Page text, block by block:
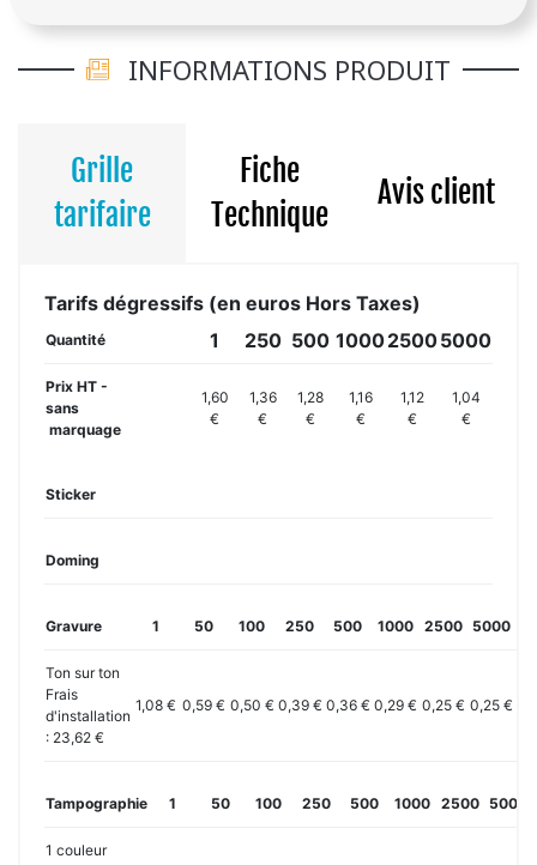
INFORMATIONS PRODUIT
Grille
tarifaire
Fiche
Technique
Avis client
Tarifs dégressifs (en euros Hors Taxes)
Quantité 1 250 500 100025005000
Prix HT -
sans
marquage
1,60
€
1,36
€
1,28
€
1,16
€
1,12
€
1,04
€
Sticker
Doming
Gravure 1 50 100 250 500 1000 2500 5000
Ton sur ton
Frais
d'installation
: 23,62 €
1,08 € 0,59 € 0,50 € 0,39 € 0,36 € 0,29 € 0,25 € 0,25 €
Tampographie 1 50 100 250 500 1000 2500 5000
1 couleur